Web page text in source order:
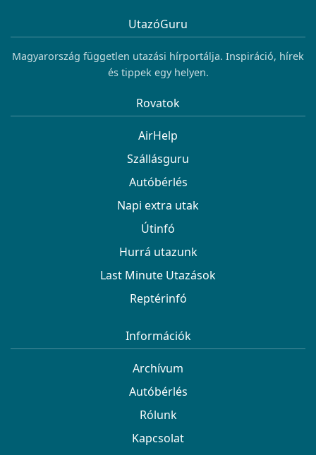
UtazóGuru
Magyarország független utazási hírportálja. Inspiráció, hírek
és tippek egy helyen.
Rovatok
AirHelp
Szállásguru
Autóbérlés
Napi extra utak
Útinfó
Hurrá utazunk
Last Minute Utazások
Reptérinfó
Információk
Archívum
Autóbérlés
Rólunk
Kapcsolat